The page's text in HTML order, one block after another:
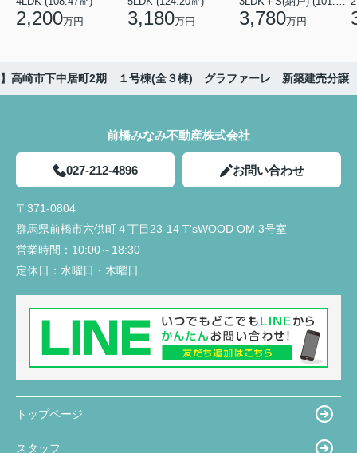
2,200万円 3,180万円 3,780万円
高崎市下中居町2期 １号棟(全３棟) グラファーレ 新築建売分譲
前橋みなみ不動産株式会社
027-212-4896 お問い合わせ
〒371-0804
群馬県前橋市六供町４丁目23‐14 T'sWOOD OM 3号室
営業時間： 10:00～18:30
定休日： 水曜日・木曜日
トップページ
スタッフ